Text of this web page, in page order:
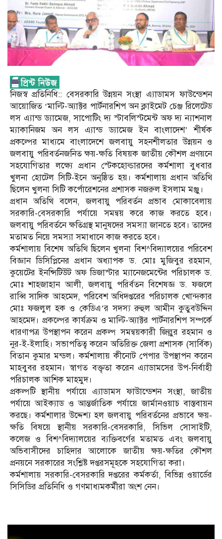
নিজস্ব প্রতিনিধি:: বেসরকারি উন্নয়ন সংস্থা এ্যাডামস ফাউন্ডেশন
আয়োজিত ‘মাল্টি-অ্যাক্টর পার্টনারশিপ অন ক্লাইমেট চেঞ্জ রিলেটেড
লস এ্যান্ড ড্যামেজ, সাপোটিং দ্য স্টাবলিস্টমেন্ট অফ দ্য ন্যাশনাল
ম্যাকানিজম অন লস এ্যান্ড ড্যামেজ ইন বাংলাদেশ’ শীর্ষক
প্রকল্পের মাধ্যমে বাংলাদেশে জলবায়ু সহনশীলতার উন্নয়ন ও
জলবায়ু পরিবর্তনজনিত ক্ষয়-ক্ষতি বিষয়ক জাতীয় কৌশল প্রণয়নে
সহযোগিতার লক্ষ্যে প্রধান স্টেকহোল্ডারদের কর্মশালা বুধবার
খুলনা হোটেল সিটি-ইনে অনুষ্ঠিত হয়। কর্মশালায় প্রধান অতিথি
ছিলেন খুলনা সিটি কর্পোরেশনের প্রশাসক নজরুল ইসলাম মঞ্জু।
প্রধান অতিথি বলেন, জলবায়ু পরিবর্তন প্রভাব মোকাবেলায়
সরকারি-বেসরকারি পর্যায়ে সমন্বয় করে কাজ করতে হবে।
জলবায়ু পরিবর্তনে ক্ষতিগ্রস্থ মানুষদের সমস্যা জানতে হবে। তাদের
মতামত নিয়ে সমস্যা সমাধানে কাজ করতে হবে।
কর্মশালায় বিশেষ অতিথি ছিলেন খুলনা বিশ^বিদ্যালয়ের পরিবেশ
বিজ্ঞান ডিসিপ্লিনের প্রধান অধ্যাপক ড. মোঃ মুজিবুর রহমান,
কুয়েটের ইনন্সিটিউট অফ ডিজাস্টার ম্যানেজমেন্টের পরিচালক ড.
মোঃ শাহজাহান আলী, জলবায়ু পরির্বতন বিশেষজ্ঞ ড. ফজলে
রাব্বি সাদিক আহমেদ, পরিবেশ অধিদপ্তরের পরিচালক খোন্দকার
মোঃ ফজলুল হক ও কেডিএ’র সদস্য রুহুল আমীন কুতুবউদ্দিন
আহমেদ। প্রকল্পের কার্যক্রম ও মাল্টি-অ্যাক্টর পার্টনারশিপ সম্পর্কে
ধারণাপত্র উপস্থাপন করেন প্রকল্প সমন্বয়কারী জিল্লুর রহমান ও
নুর-ই-ইলাহি। সভাপতিত্ব করেন অতিরিক্ত জেলা প্রশাসক (সার্বিক)
বিতান কুমার মন্ডল। কর্মশালায় কীনোট পেপার উপস্থাপন করেন
মাহবুবর রহমান। স্বাগত বক্তৃতা করেন এ্যাডামসের উপ-নির্বাহী
পরিচালক আশিক মাহমুদ।
প্রকল্পটি স্থানীয় পর্যায়ে এ্যাডামস ফাউান্ডেশন সংস্থা, জাতীয়
পর্যায়ে আইক্যাড ও আন্তর্জাতিক পর্যায়ে জার্মানওয়াচ বাস্তবায়ন
করছে। কর্মশালার উদ্দেশ্য হল জলবায়ু পরিবর্তনের প্রভাবে ক্ষয়-
ক্ষতি বিষয়ে স্থানীয় সরকারি-বেসরকারি, সিভিল সোসাইটি,
কলেজ ও বিশ^বিদ্যালয়ের ব্যক্তিবর্গের মতামত এবং জলবায়ু
অভিবাসীদের চাহিদার আলোকে জাতীয় ক্ষয়-ক্ষতির কৌশল
প্রনয়নে সরকারের সংশ্লিষ্ট দপ্তরসমূহকে সহযোগিতা করা।
কর্মশালায় সরকারি-বেসরকারি দপ্তরের কর্মকর্তা, বিভিন্ন ওয়ার্ডের
সিসিডির প্রতিনিধি ও গণমাধ্যমকর্মীরা অংশ নেন।